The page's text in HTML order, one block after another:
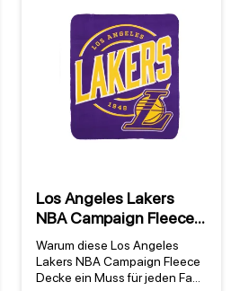
Los Angeles Lakers
NBA Campaign Fleece
Decke
Warum diese Los Angeles
Lakers NBA Campaign Fleece
Decke ein Muss für jeden Fan